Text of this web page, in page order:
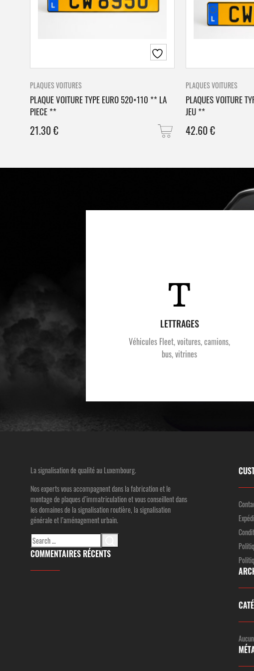
PLAQUES VOITURES
PLAQUE VOITURE TYPE EURO 520×110 ** LA
PIECE **
21.30€
PLAQUES VOITURES
PLAQUES VOITURE
JEU **
42.60€
LETTRAGES
Véhicules Fleet, voitures, camions,
bus, vitrines
La signalisation de qualité au Luxembourg.
Nos experts vous accompagnent dans la fabrication et le
montage de plaques d’immatriculation et vous conseillent dans
les domaines de la signalisation routière, la signalisation
générale et l’aménagement urbain.
Search
for:
COMMENTAIRES RÉCENTS